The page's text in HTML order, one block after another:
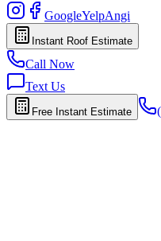
GoogleYelpAngi
Instant Roof Estimate
Call Now
Text Us
Free Instant Estimate